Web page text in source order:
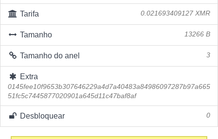
Tarifa 0.021693409127 XMR
Tamanho 13266 B
Tamanho do anel 3
Extra
0145fee10f9653b307646229a4d7a40483a84986097287b97a665
51fc5c7445877020901a645d11c47baf8af
Desbloquear 0